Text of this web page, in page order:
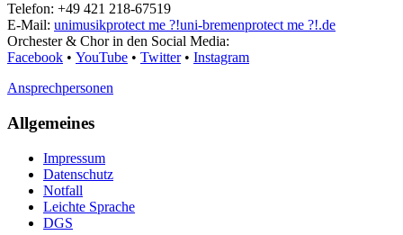
Telefon: +49 421 218-67519
E-Mail: unimusikprotect me ?!uni-bremenprotect me ?!.de
Orchester & Chor in den Social Media:
Facebook • YouTube • Twitter• Instagram
Ansprechpersonen
Allgemeines
Impressum
Datenschutz
Notfall
Leichte Sprache
DGS